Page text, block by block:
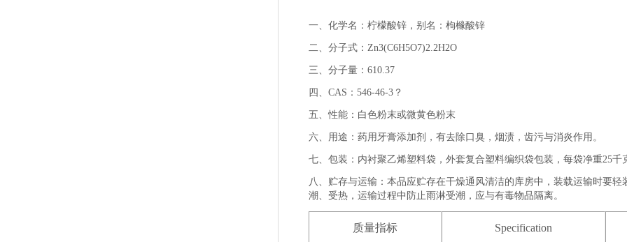
一、化学名：柠檬酸锌，别名：枸橼酸锌
二、分子式：Zn3(C6H5O7)2.2H2O
三、分子量：610.37
四、CAS：546-46-3？
五、性能：白色粉末或微黄色粉末
六、用途：药用牙膏添加剂，有去除口臭，烟渍，齿污与消炎作用。
七、包装：内衬聚乙烯塑料袋，外套复合塑料编织袋包装，每袋净重25千
八、贮存与运输：本品应贮存在干燥通风清洁的库房中，装载运输时要
潮、受热，运输过程中防止雨淋受潮，应与有毒物品隔离。
质量指标 Specification